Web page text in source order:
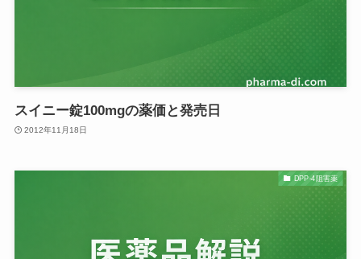
スイニー錠100mgの薬価と発売日
2012年11月18日
DPP-4阻害薬